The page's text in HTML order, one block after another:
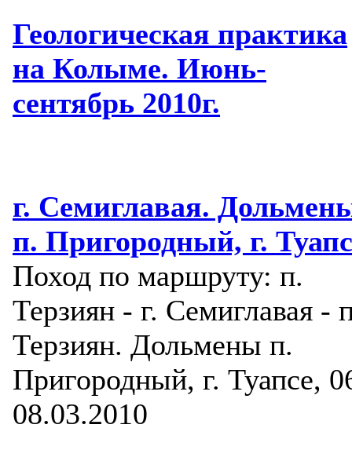
Геологическая практика
на Колыме. Июнь-
сентябрь 2010г.
г. Семиглавая.
п. Пригородный, г.
Поход по маршруту: п.
Терзиян - г. Семиглавая -
Терзиян. Дольмены п.
Пригородный, г. Туапсе,
08.03.2010